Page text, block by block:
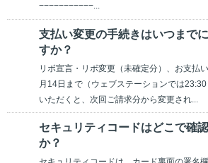
−−−−−−−−−−−...
支払い変更の手続きはいつまで
すか？
リボ宣言・リボ変更（未確定分）、お支払
月14日まで（ウェブステーションでは
いただくと、次回ご請求分から変更され...
セキュリティコードはどこで確
か？